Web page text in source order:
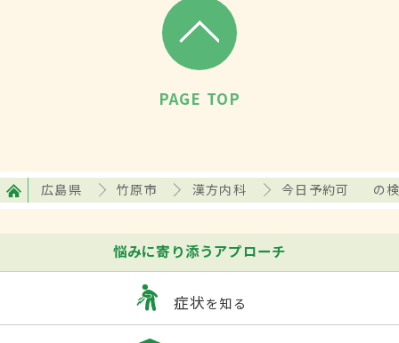
PAGE TOP
広島県 竹原市 漢方内科 今日予約可 の
悩みに寄り添うアプローチ
症状を知る